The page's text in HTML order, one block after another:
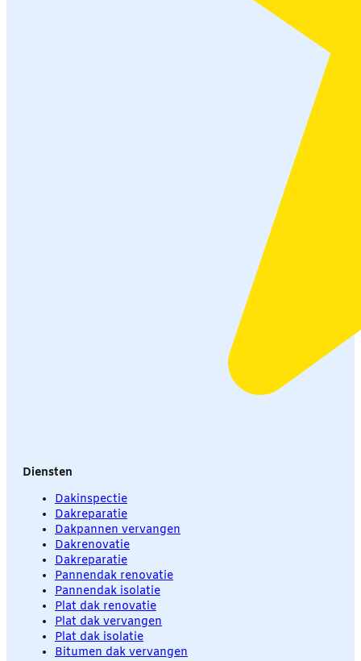
Diensten
Dakinspectie
Dakreparatie
Dakpannen vervangen
Dakrenovatie
Dakreparatie
Pannendak renovatie
Pannendak isolatie
Plat dak renovatie
Plat dak vervangen
Plat dak isolatie
Bitumen dak vervangen